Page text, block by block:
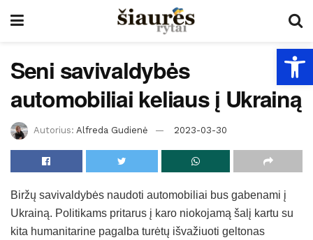
Seni savivaldybės
automobiliai keliaus į Ukrainą
Autorius: Alfreda Gudienė 2023-03-30
Biržų savivaldybės naudoti automobiliai bus gabenami į
Ukrainą. Politikams pritarus į karo niokojamą šalį kartu su
kita humanitarine pagalba turėtų išvažiuoti geltonas